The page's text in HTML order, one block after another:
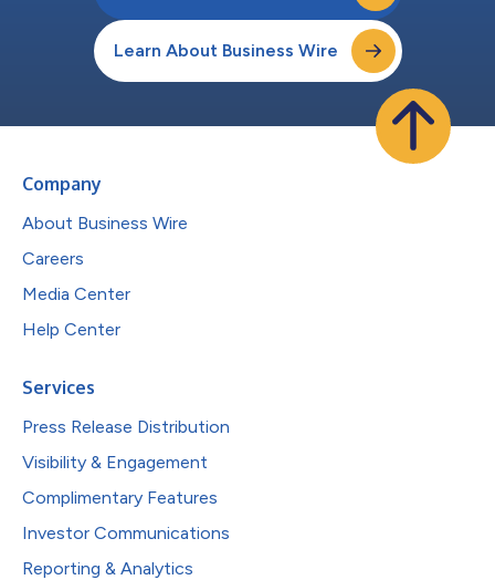
Learn About Business Wire
Company
About Business Wire
Careers
Media Center
Help Center
Services
Press Release Distribution
Visibility & Engagement
Complimentary Features
Investor Communications
Reporting & Analytics